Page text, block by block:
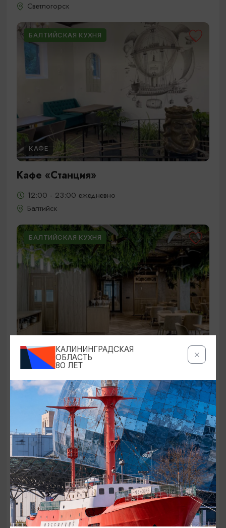
Светлогорск
БАЛТИЙСКАЯ КУХНЯ
КАФЕ
Кафе «Станция»
12:00 - 23:00 ежедневно
Балтийск
БАЛТИЙСКАЯ КУХНЯ
РЕСТОРАНЫ
Ресторан «Дюна»/DÜNE
вск-чв 12:00 - 22:00, птн - сб 12:00 - 23:00
Зеленоградск
БАЛТИЙСКАЯ КУХНЯ
КАЛИНИНГРАДСКАЯ
ОБЛАСТЬ
80 ЛЕТ